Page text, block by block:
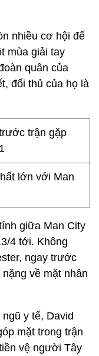
nhiều cơ hội để
mùa giải tay
quân của
đối thủ của họ là
lớn với Man
giữa Man City
4 tới. Không
ngay trước
về mặt nhân
y tế, David
mặt trong trận
vệ người Tây